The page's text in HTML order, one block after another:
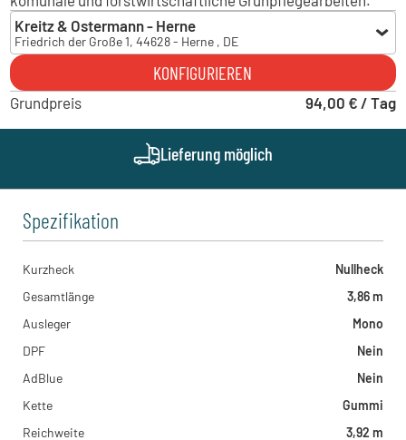
Kreitz & Ostermann - Herne
Friedrich der Große 1, 44628 - Herne , DE
Kreitz & Ostermann - Herne
Friedrich der Große 1, 44628 - Herne , DE
KONFIGURIEREN
Grundpreis 94,00 € / Tag
Lieferung möglich
Spezifikation
Kurzheck
Nullheck
Gesamtlänge
3,86 m
Ausleger
Mono
DPF
Nein
AdBlue
Nein
Kette
Gummi
Reichweite
3,92 m